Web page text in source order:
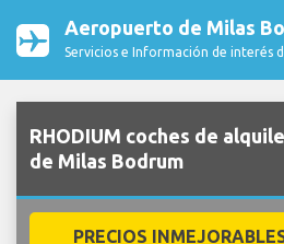
Aeropuerto de Milas
Servicios e Información de interés
RHODIUM coches de
de Milas Bodrum
PRECIOS